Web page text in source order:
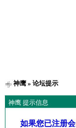
神鹰» 论坛提示
神鹰 提示信息
如果您已注册